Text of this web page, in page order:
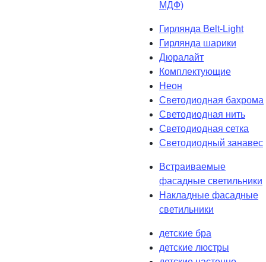
МДФ)
Гирлянда Belt-Light
Гирлянда шарики
Дюралайт
Комплектующие
Неон
Светодиодная бахрома
Светодиодная нить
Светодиодная сетка
Светодиодный занавес
Встраиваемые
фасадные светильники
Накладные фасадные
светильники
детские бра
детские люстры